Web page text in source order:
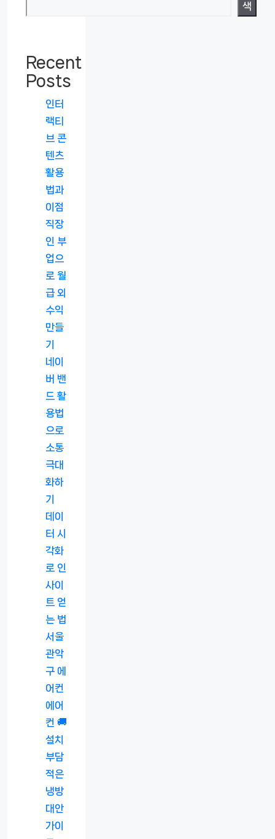
색
Recent
Posts
인터
랙티
브 콘
텐츠
활용
법과
이점
직장
인 부
업으
로 월
급 외
수익
만들
기
네이
버 밴
드 활
용법
으로
소통
극대
화하
기
데이
터 시
각화
로 인
사이
트 얻
는 법
서울
관악
구 에
어컨
에어
컨 🚚
설치
부담
적은
냉방
대안
가이